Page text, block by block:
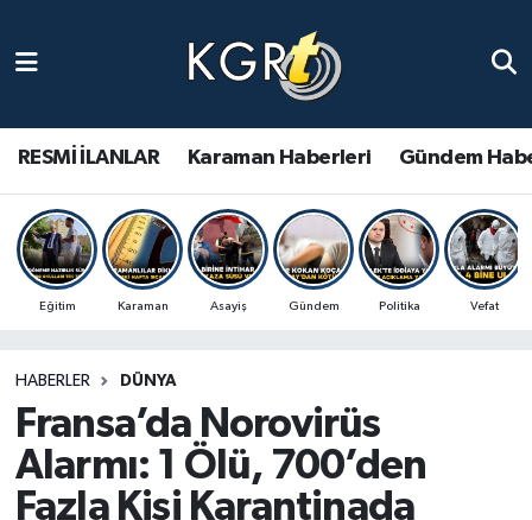
RESMİ İLANLAR Karaman Haberleri Gündem
Eğitim Karaman Asayiş Gündem Politika Vefat
HABERLER DÜNYA
Fransa’da Norovirüs
Alarmı: 1 Ölü, 700’den
Fazla Kişi Karantinada
Gündem Haberleri
Güncel Haberler
Spor Haberleri
Ulusal Haberler
Vefat Edenler